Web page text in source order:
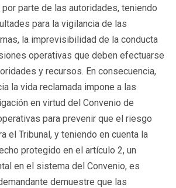
parte de las autoridades, teniendo
para la vigilancia de las
la imprevisibilidad de la conducta
operativas que deben efectuarse
y recursos. En consecuencia,
la vida reclamada impone a las
en virtud del Convenio de
para prevenir que el riesgo
el Tribunal, y teniendo en cuenta la
protegido en el artículo 2, un
en el sistema del Convenio, es
demuestre que las